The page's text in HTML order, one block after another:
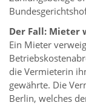
Der Fall: Mieter
Ein Mieter
die Vermieterin
gewährte. Die
Berlin, welches